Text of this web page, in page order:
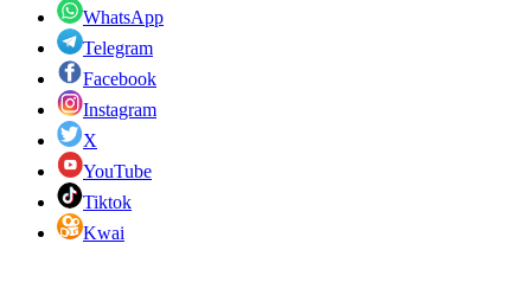
WhatsApp
Telegram
Facebook
Instagram
X
YouTube
Tiktok
Kwai